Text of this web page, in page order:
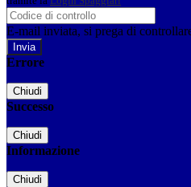
E-mail inviata, si prega di
Errore
Chiudi
Successo
Chiudi
Informazione
Chiudi